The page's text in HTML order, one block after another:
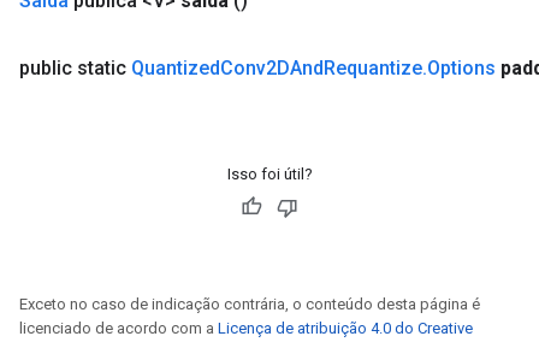
public static QuantizedConv2DAndRequantize.Options
Isso foi útil?
Exceto no caso de indicação contrária, o conteúdo desta página é
licenciado de acordo com a Licença de atribuição 4.0 do Creative